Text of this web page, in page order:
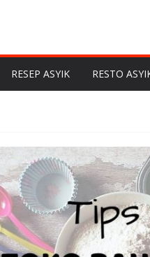
RESEP ASYIK RESTO